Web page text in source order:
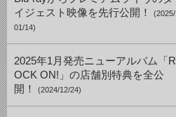
イジェスト映像を先行公開！
(2025/
01/14)
2025年1月発売ニューアルバム「R
OCK ON!」の店舗別特典を全公
開！
(2024/12/24)